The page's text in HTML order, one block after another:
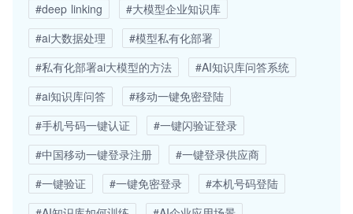
#deep linking
#大模型企业知识库
#ai大数据处理
#模型私有化部署
#私有化部署ai大模型的方法
#AI知识库问答系统
#ai知识库问答
#移动一键免密登陆
#手机号码一键认证
#一键闪验证登录
#中国移动一键登录注册
#一键登录供应商
#一键验证
#一键免密登录
#本机号码登陆